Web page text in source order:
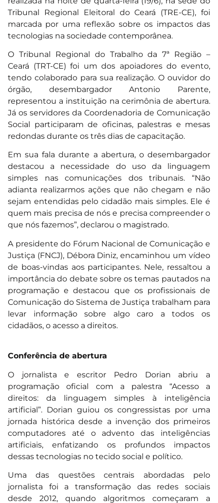
Tribunal Regional Eleitoral do Ceará (TRE-CE), foi
marcada por uma reflexão sobre os impactos das
tecnologias na sociedade contemporânea.
O Tribunal Regional do Trabalho da 7ª Região –
Ceará (TRT-CE) foi um dos apoiadores do evento,
tendo colaborado para sua realização. O ouvidor do
órgão, desembargador Antonio Parente,
representou a instituição na cerimônia de abertura.
Já os servidores da Coordenadoria de Comunicação
Social participaram de oficinas, palestras e mesas
redondas durante os três dias de capacitação.
Em sua fala durante a abertura, o desembargador
destacou a necessidade do uso da linguagem
simples nas comunicações dos tribunais. “Não
adianta realizarmos ações que não chegam e não
sejam entendidas pelo cidadão mais simples. Ele é
quem mais precisa de nós e precisa compreender o
que nós fazemos”, declarou o magistrado.
A presidente do Fórum Nacional de Comunicação e
Justiça (FNCJ), Débora Diniz, encaminhou um vídeo
de boas-vindas aos participantes. Nele, ressaltou a
importância do debate sobre os temas pautados na
programação e destacou que os profissionais de
Comunicação do Sistema de Justiça trabalham para
levar informação sobre algo caro a todos os
cidadãos, o acesso a direitos.
Conferência de abertura
O jornalista e escritor Pedro Dorian abriu a
programação oficial com a palestra “Acesso a
direitos: da linguagem simples à inteligência
artificial”. Dorian guiou os congressistas por uma
jornada histórica desde a invenção dos primeiros
computadores até o advento das inteligências
artificiais, enfatizando os profundos impactos
dessas tecnologias no tecido social e político.
Uma das questões centrais abordadas pelo
jornalista foi a transformação das redes sociais
desde 2012, quando algoritmos começaram a